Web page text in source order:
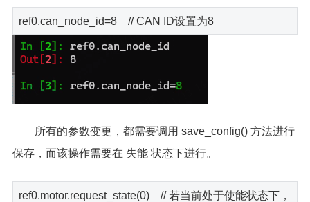
ref0.can_node_id=8 // CAN ID设置为8
所有的参数变更，都需要调用 save_config() 方法进行
保存，而该操作需要在 失能 状态下进行。
ref0.motor.request_state(0) // 若当前处于使能状态下，